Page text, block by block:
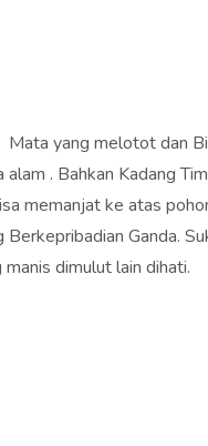
Mata yang melotot dan
. Bahkan Kadang
memanjat ke atas
Ganda.
dimulut lain dihati.